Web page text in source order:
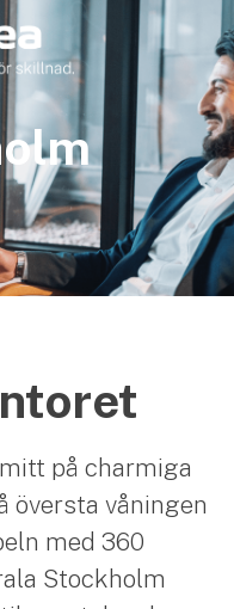
på charmiga
översta våningen
med 360
Stockholm